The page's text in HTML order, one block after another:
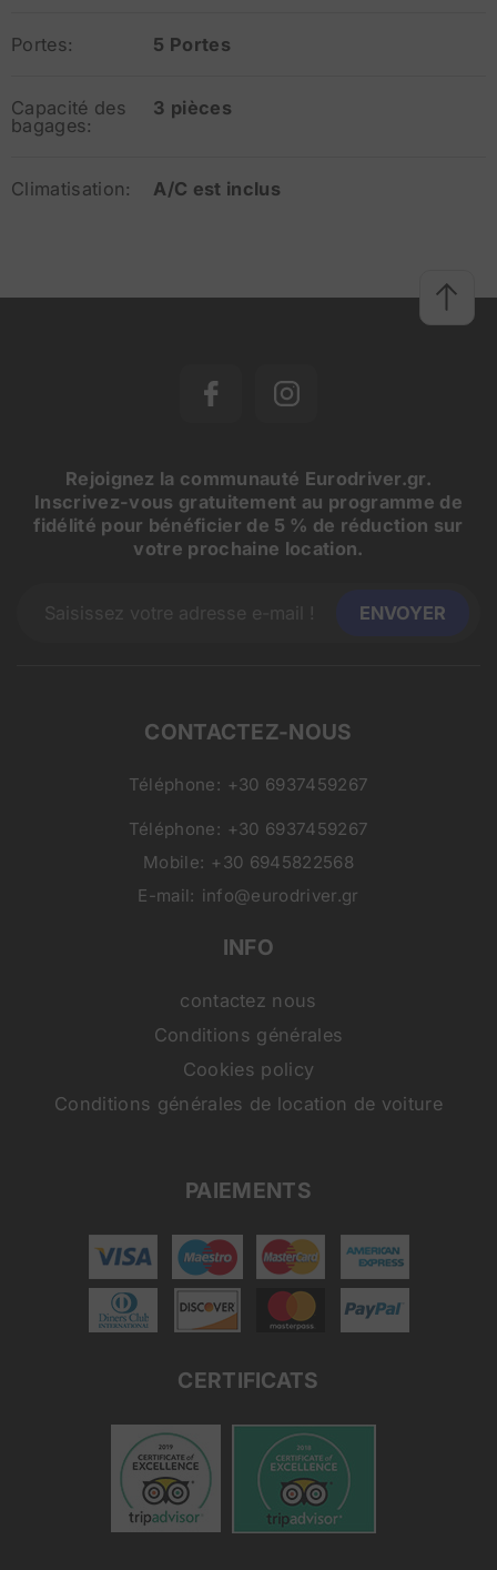
Portes: 5 Portes
Capacité des
bagages:
3 pièces
Climatisation: A/C est inclus
Rejoignez la communauté Eurodriver.gr.
Inscrivez-vous gratuitement au programme de
fidélité pour bénéficier de 5 % de réduction sur
votre prochaine location.
CONTACTEZ-NOUS
Téléphone: +30 6937459267
Téléphone: +30 6937459267
Mobile: +30 6945822568
E-mail: info@eurodriver.gr
INFO
contactez nous
Conditions générales
Cookies policy
Conditions générales de location de voiture
PAIEMENTS
CERTIFICATS